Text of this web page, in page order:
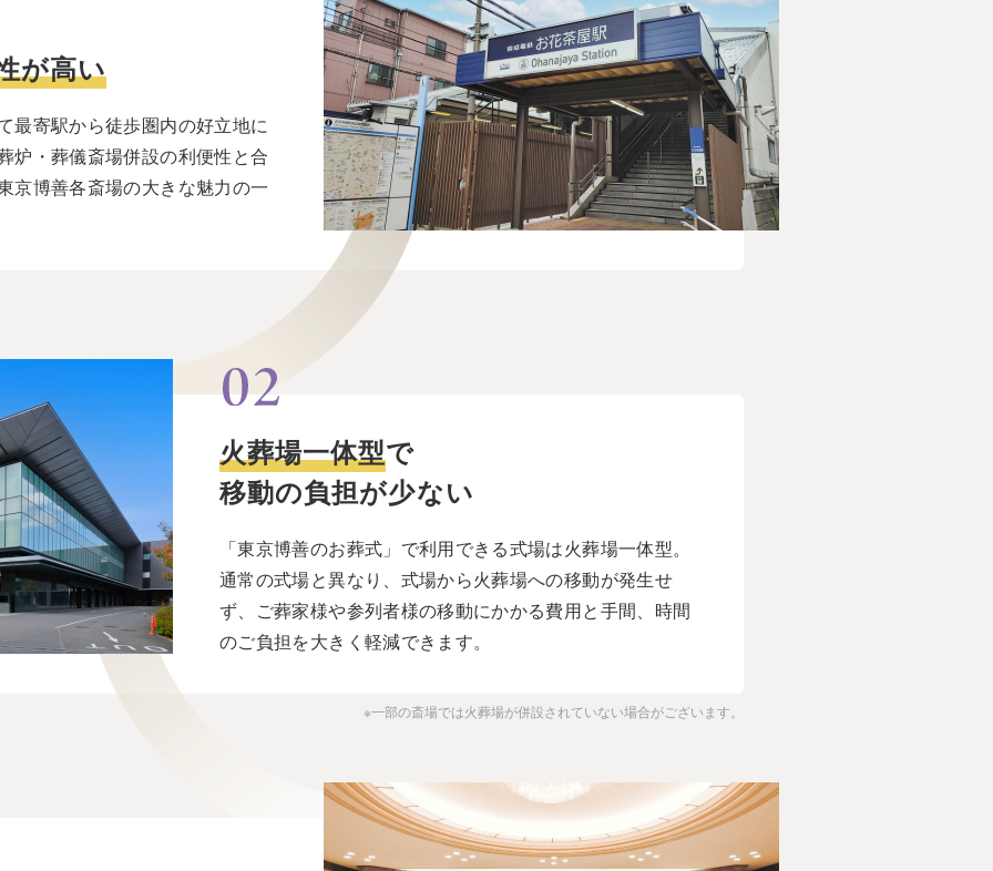
が高い
最寄駅から徒歩圏内の好立地に
炉・葬儀斎場併設の利便性と合
京博善各斎場の大きな魅力の一
火葬場一体型で
移動の負担が少ない
「東京博善のお葬式」で利用できる式場は火葬場一体型。
通常の式場と異なり、式場から火葬場への移動が発生せ
ず、ご葬家様や参列者様の移動にかかる費用と手間、時間
のご負担を大きく軽減できます。
※一部の斎場では火葬場が併設されていない場合がございます。